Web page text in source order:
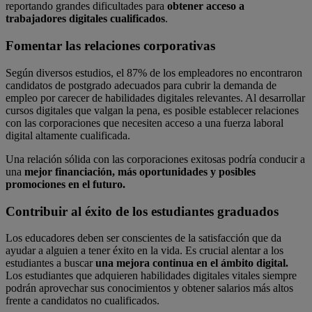
reportando grandes dificultades para obtener acceso a
trabajadores digitales cualificados.
Fomentar las relaciones corporativas
Según diversos estudios, el 87% de los empleadores no encontraron
candidatos de postgrado adecuados para cubrir la demanda de
empleo por carecer de habilidades digitales relevantes. Al desarrollar
cursos digitales que valgan la pena, es posible establecer relaciones
con las corporaciones que necesiten acceso a una fuerza laboral
digital altamente cualificada.
Una relación sólida con las corporaciones exitosas podría conducir a
una mejor financiación, más oportunidades y posibles
promociones en el futuro.
Contribuir al éxito de los estudiantes graduados
Los educadores deben ser conscientes de la satisfacción que da
ayudar a alguien a tener éxito en la vida. Es crucial alentar a los
estudiantes a buscaruna mejora continua en el ámbito digital.
Los estudiantes que adquieren habilidades digitales vitales siempre
podrán aprovechar sus conocimientos y obtener salarios más altos
frente a candidatos no cualificados.